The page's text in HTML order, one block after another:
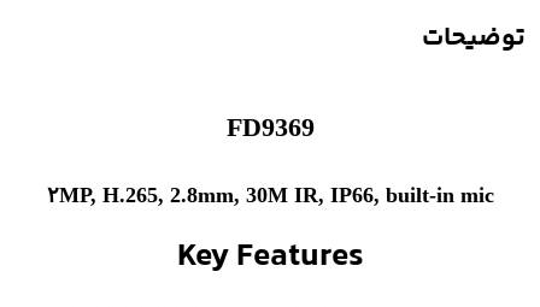
توضیحات
FD9369
۲MP, H.265, 2.8mm, 30M IR, IP66, built-in mic
Key Features